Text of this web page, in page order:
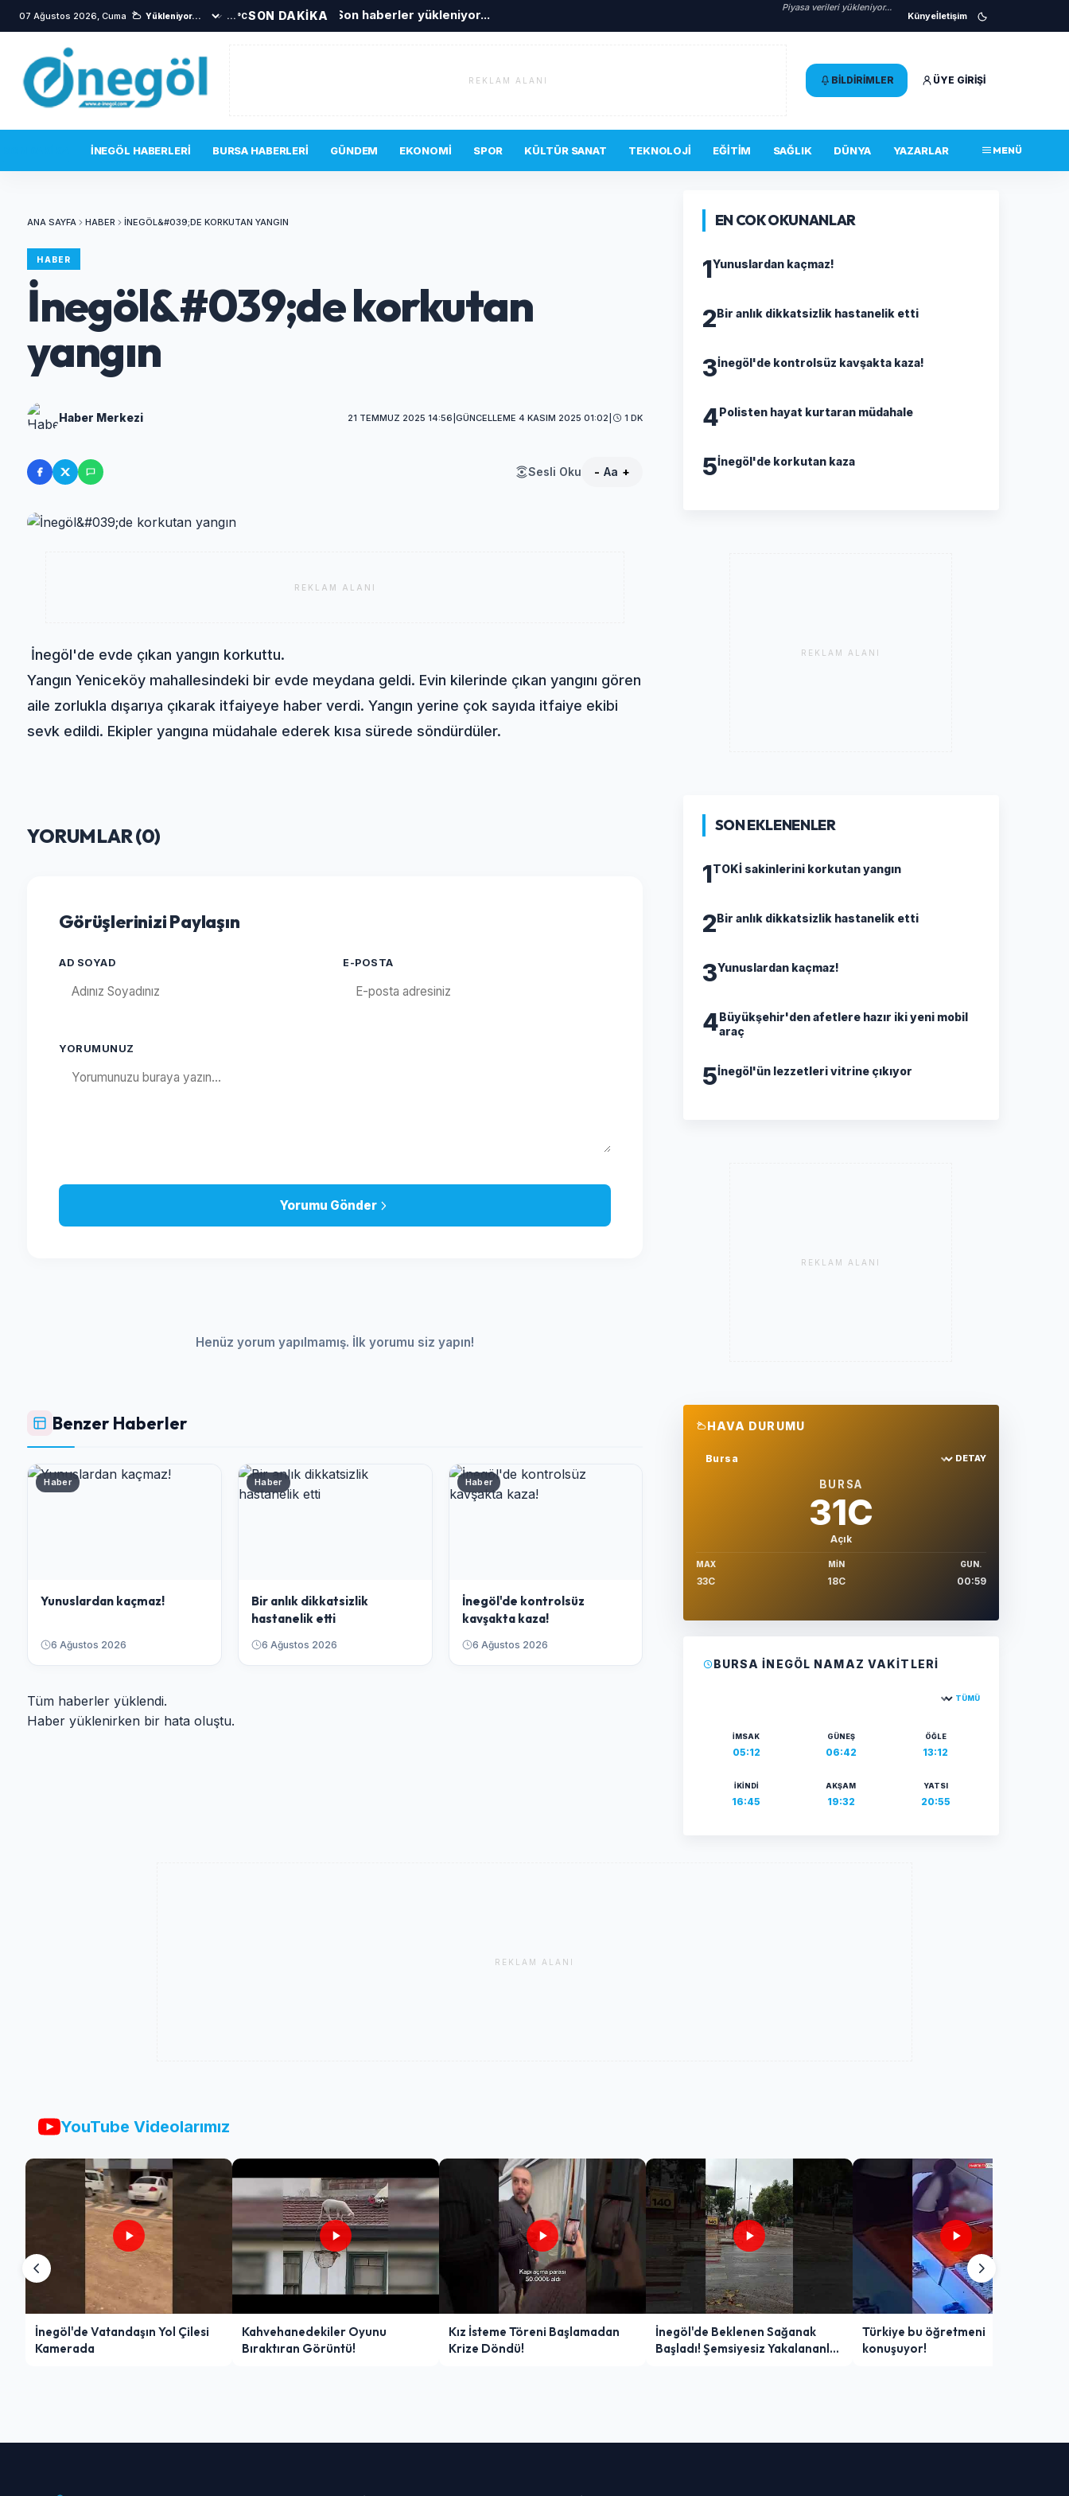
07 Ağustos 2026, Cuma ...°CSON DAKİKA Son haberler yükleniyor... Piyasa verileri yükleniyor...
Künyeİletişim
REKLAM ALANI BILDIRIMLER ÜYE GIRIŞI
İNEGÖL HABERLERI BURSA HABERLERI GÜNDEM EKONOMI SPOR KÜLTÜR SANAT TEKNOLOJI EĞITIM SAĞLIK DÜNYA YAZARLAR MENÜ
ANA SAYFA HABER İNEGÖL&#039;DE KORKUTAN YANGIN
HABER
İnegöl&#039;de korkutan
yangın
Haber Merkezi 21 TEMMUZ 2025 14:56 |GÜNCELLEME 4 KASIM 2025 01:02 1 DK
Sesli Oku - Aa +
REKLAM ALANI
İnegöl'de evde çıkan yangın korkuttu.
Yangın Yeniceköy mahallesindeki bir evde meydana geldi. Evin kilerinde çıkan yangını gören
aile zorlukla dışarıya çıkarak itfaiyeye haber verdi. Yangın yerine çok sayıda itfaiye ekibi
sevk edildi. Ekipler yangına müdahale ederek kısa sürede söndürdüler.
YORUMLAR (0)
Görüşlerinizi Paylaşın
AD SOYAD E-POSTA
YORUMUNUZ
Yorumu Gönder
Henüz yorum yapılmamış. İlk yorumu siz yapın!
Benzer Haberler
Haber
Yunuslardan kaçmaz!
6 Ağustos 2026
Haber
Bir anlık dikkatsizlik
hastanelik etti
6 Ağustos 2026
Haber
İnegöl'de kontrolsüz
kavşakta kaza!
6 Ağustos 2026
Tüm haberler yüklendi.
Haber yüklenirken bir hata oluştu.
EN COK OKUNANLAR
1Yunuslardan kaçmaz!
2Bir anlık dikkatsizlik hastanelik etti
3İnegöl'de kontrolsüz kavşakta kaza!
4Polisten hayat kurtaran müdahale
5İnegöl'de korkutan kaza
REKLAM ALANI
SON EKLENENLER
1TOKİ sakinlerini korkutan yangın
2Bir anlık dikkatsizlik hastanelik etti
3Yunuslardan kaçmaz!
4Büyükşehir'den afetlere hazır iki yeni mobil
araç
5İnegöl'ün lezzetleri vitrine çıkıyor
REKLAM ALANI
HAVA DURUMU
Sehir sec
DETAY
BURSA
31C
Açık
MAX
33C
MIN
18C
GUN.
00:59
BURSA İNEGÖL NAMAZ VAKITLERI
TÜMÜ
İMSAK
05:12
GÜNEŞ
06:42
ÖĞLE
13:12
İKINDI
16:45
AKŞAM
19:32
YATSI
20:55
REKLAM ALANI
YouTube Videolarımız
İnegöl'de Vatandaşın Yol Çilesi
Kamerada
Kahvehanedekiler Oyunu
Bıraktıran Görüntü!
Kız İsteme Töreni Başlamadan
Krize Döndü!
İnegöl'de Beklenen Sağanak
Başladı! Şemsiyesiz Yakalananlar
Türkiye bu öğretmeni
konuşuyor!